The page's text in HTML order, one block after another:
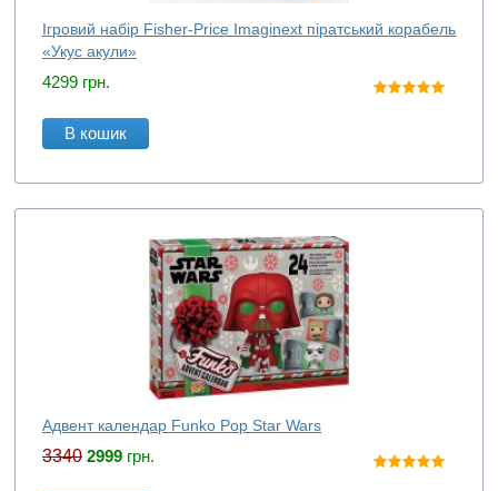
Ігровий набір Fisher-Price Imaginext піратський корабель
«Укус акули»
4299 грн.
В кошик
Адвент календар Funko Pop Star Wars
3340 2999 грн.